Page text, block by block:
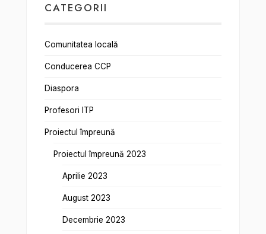
CATEGORII
Comunitatea locală
Conducerea CCP
Diaspora
Profesori ITP
Proiectul împreună
Proiectul împreună 2023
Aprilie 2023
August 2023
Decembrie 2023